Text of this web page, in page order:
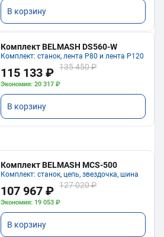
В корзину
Комплект BELMASH DS560-W
Комплект: станок, лента P80 и лента P120
115 133 ₽ 135 450 ₽
Экономия: 20 317 ₽
В корзину
Комплект BELMASH MCS-500
Комплект: станок, цепь, звездочка, шина
107 967 ₽ 127 020 ₽
Экономия: 19 053 ₽
В корзину